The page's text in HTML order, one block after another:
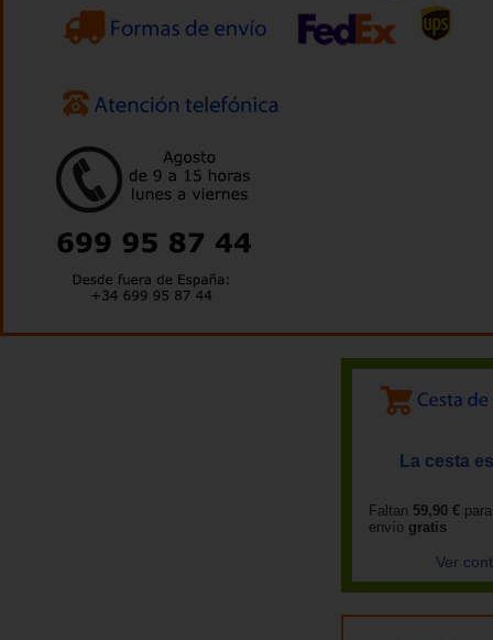
La cesta
Faltan 59,90 €
envío gratis
Ver